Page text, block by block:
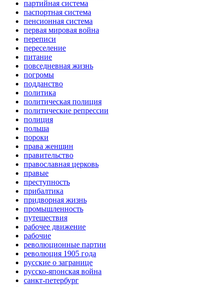
партийная система
паспортная система
пенсионная система
первая мировая война
переписи
переселение
питание
повседневная жизнь
погромы
подданство
политика
политическая полиция
политические репрессии
полиция
польша
пороки
права женщин
правительство
православная церковь
правые
преступность
прибалтика
придворная жизнь
промышленность
путешествия
рабочее движение
рабочие
революционные партии
революция 1905 года
русские о загранице
русско-японская война
санкт-петербург